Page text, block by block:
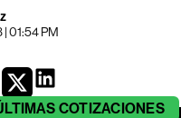
01:54 PM
COTIZACIONES